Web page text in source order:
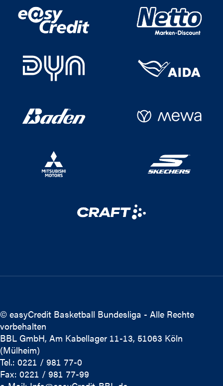
© easyCredit Basketball Bundesliga - Alle Rechte
vorbehalten
BBL GmbH, Am Kabellager 11-13, 51063 Köln
(Mülheim)
Tel.: 0221 / 981 77-0
Fax: 0221 / 981 77-99